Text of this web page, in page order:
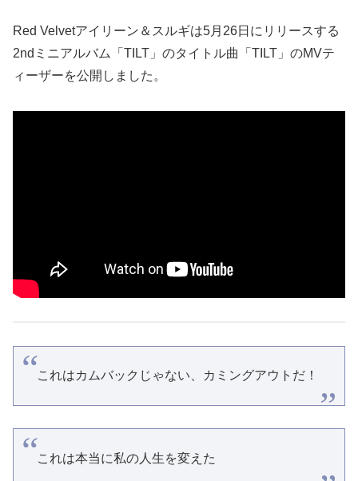
Red Velvetアイリーン＆スルギは5月26日にリリースする
2ndミニアルバム「TILT」のタイトル曲「TILT」のMVテ
ィーザーを公開しました。
これはカムバックじゃない、カミングアウトだ！
これは本当に私の人生を変えた